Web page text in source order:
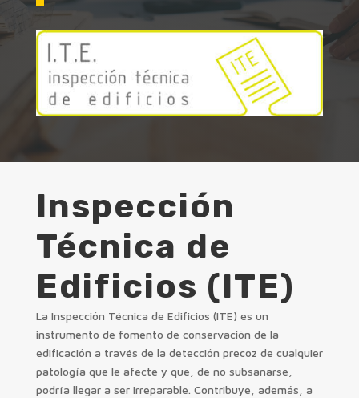
Inspección
Técnica de
Edificios (ITE)
La Inspección Técnica de Edificios (ITE) es un
instrumento de fomento de conservación de la
edificación a través de la detección precoz de cualquier
patología que le afecte y que, de no subsanarse,
podría llegar a ser irreparable. Contribuye, además, a